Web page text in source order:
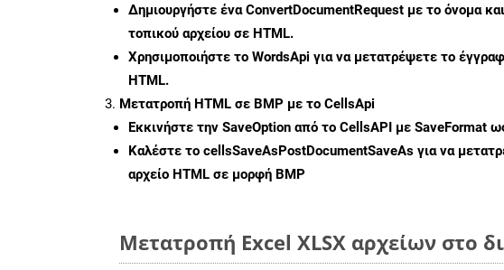
Δημιουργήστε έναConvertDocumentRequest με το όνομα
τοπικού αρχείου σε HTML.
Χρησιμοποιήστε το WordsApi για να μετατρέψετε το
HTML.
Μετατροπή HTML σε BMP με το CellsApi
Εκκινήστε την SaveOption από το CellsAPI με SaveFormat
Καλέστε το cellsSaveAsPostDocumentSaveAs για να
αρχείο HTML σε μορφή BMP
Μετατροπή Excel XLSX αρχείων στο